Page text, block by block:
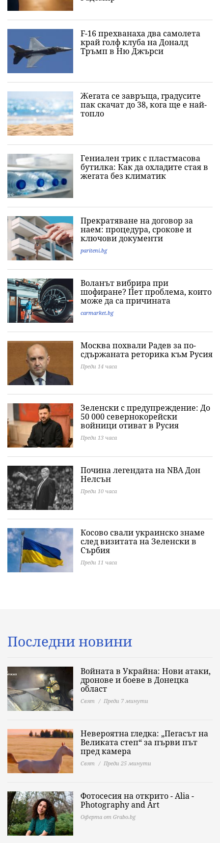
F-16 прехванаха два самолета
край голф клуба на Доналд
Тръмп в Ню Джърси
Жегата се завръща, градусите
пак скачат до 38, кога ще е най-
топло
Гениален трик с пластмасова
бутилка: Как да охладите стая в
жегата без климатик
Прекратяване на договор за
наем: процедура, срокове и
ключови документи
pariteni.bg
Воланът вибрира при
шофиране? Пет проблема, които
може да са причината
carmarket.bg
Москва похвали Радев за по-
сдържаната реторика към Русия
Преди 14 часа
Зеленски с предупреждение: До
50 000 севернокорейски
войници отиват в Русия
Преди 13 часа
Почина легендата на NBA Дон
Нелсън
Преди 10 часа
Косово свали украинско знаме
след визитата на Зеленски в
Сърбия
Преди 11 часа
Последни новини
Войната в Украйна: Нови атаки,
дронове и боеве в Донецка
област
Свят Преди 7 минути
Невероятна гледка: „Пегасът на
Великата степ“ за първи път
пред камера
Свят Преди 25 минути
Фотосесия на открито - Alia -
Photography and Art
Оферта от Grabo.bg